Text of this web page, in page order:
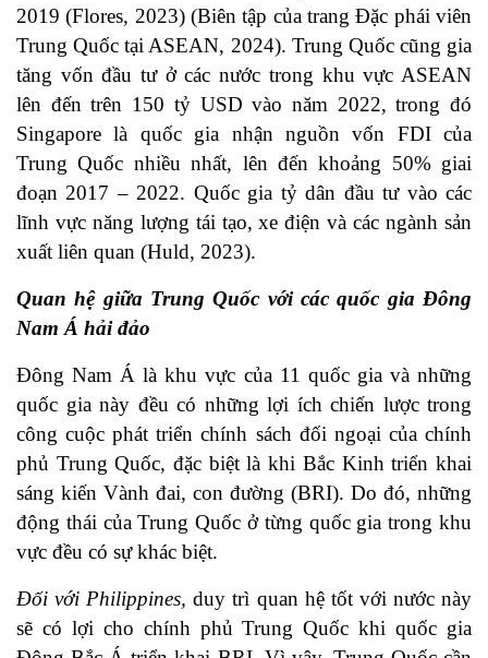
2019 (Flores, 2023) (Biên tập của trang Đặc phái viên
Trung Quốc tại ASEAN, 2024). Trung Quốc cũng gia
tăng vốn đầu tư ở các nước trong khu vực ASEAN
lên đến trên 150 tỷ USD vào năm 2022, trong đó
Singapore là quốc gia nhận nguồn vốn FDI của
Trung Quốc nhiều nhất, lên đến khoảng 50% giai
đoạn 2017 – 2022. Quốc gia tỷ dân đầu tư vào các
lĩnh vực năng lượng tái tạo, xe điện và các ngành sản
xuất liên quan (Huld, 2023).
Quan hệ giữa Trung Quốc với các quốc gia Đông
Nam Á hải đảo
Đông Nam Á là khu vực của 11 quốc gia và những
quốc gia này đều có những lợi ích chiến lược trong
công cuộc phát triển chính sách đối ngoại của chính
phủ Trung Quốc, đặc biệt là khi Bắc Kinh triển khai
sáng kiến Vành đai, con đường (BRI). Do đó, những
động thái của Trung Quốc ở từng quốc gia trong khu
vực đều có sự khác biệt.
Đối với Philippines,duy trì quan hệ tốt với nước này
sẽ có lợi cho chính phủ Trung Quốc khi quốc gia